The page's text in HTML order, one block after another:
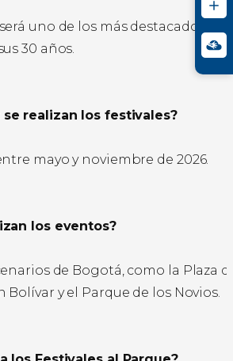
uno de los más destacados
30 años.
se realizan los festivales?
mayo y noviembre de 2026.
los eventos?
de Bogotá, como la Plaza
Bolívar y el Parque de los Novios.